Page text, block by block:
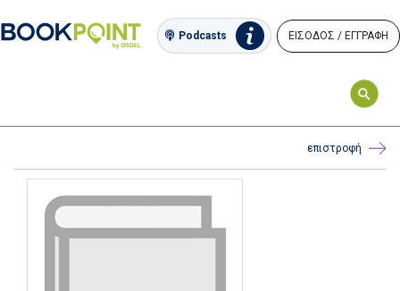
Podcasts ΕΙΣΟΔΟΣ / ΕΓΓΡΑΦΗ
επιστροφή